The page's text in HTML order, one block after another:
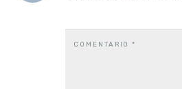
COMENTARIO*